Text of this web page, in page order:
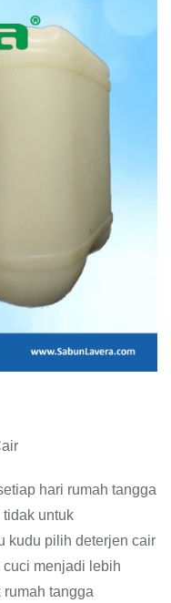
hari rumah tangga
untuk
kudu pilih deterjen cair
menjadi lebih
tangga